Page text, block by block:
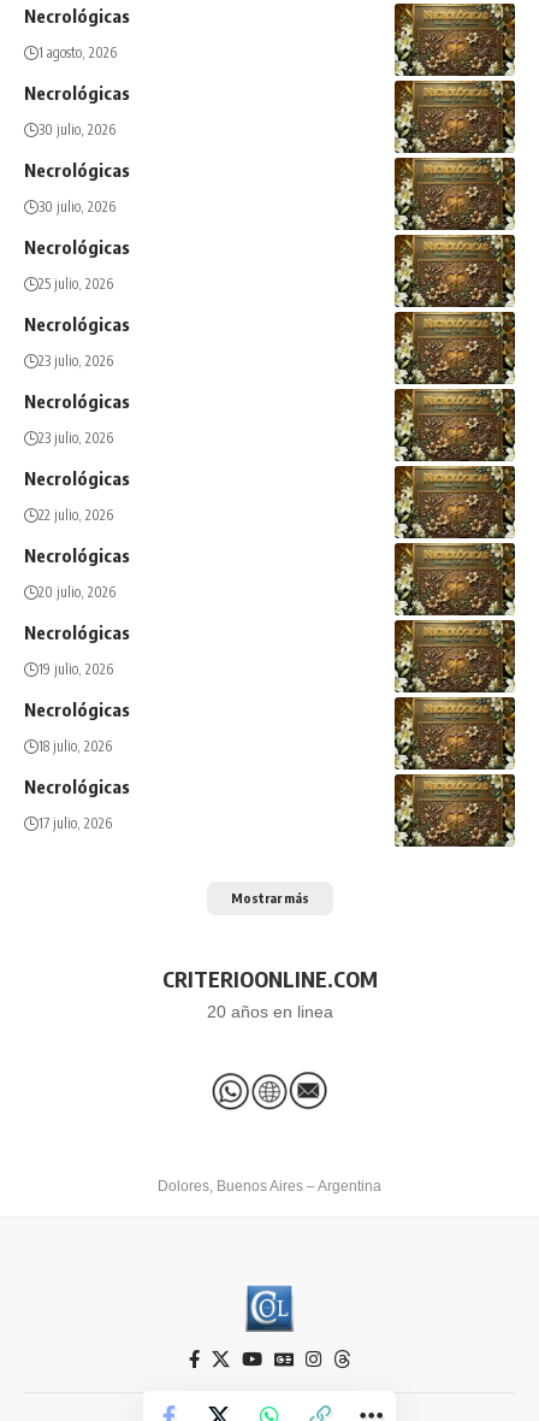
Necrológicas
1 agosto, 2026
Necrológicas
30 julio, 2026
Necrológicas
30 julio, 2026
Necrológicas
25 julio, 2026
Necrológicas
23 julio, 2026
Necrológicas
23 julio, 2026
Necrológicas
22 julio, 2026
Necrológicas
20 julio, 2026
Necrológicas
19 julio, 2026
Necrológicas
18 julio, 2026
Necrológicas
17 julio, 2026
Mostrar más
CRITERIOONLINE.COM
20 años en linea
Dolores, Buenos Aires – Argentina